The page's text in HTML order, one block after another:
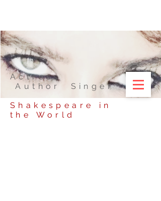
Actress
Author Singer
Shakespeare in
the World